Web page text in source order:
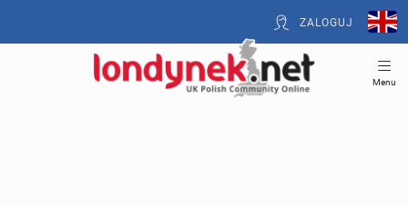
ZALOGUJ
Menu